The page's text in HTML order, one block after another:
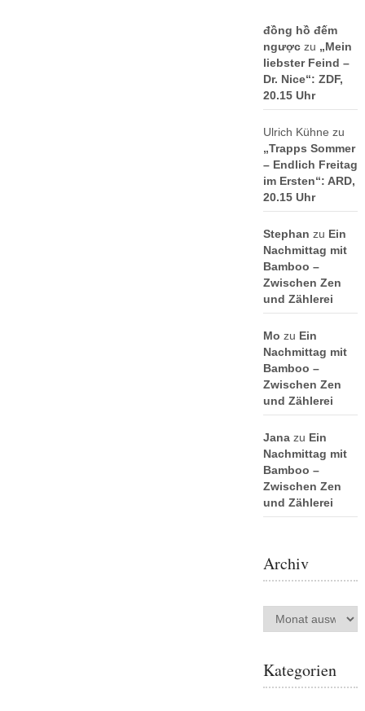
đồng hồ đếm
ngượczu „Mein
liebster Feind –
Dr. Nice“: ZDF,
20.15 Uhr
Ulrich Kühne zu
„Trapps Sommer
– Endlich Freitag
im Ersten“: ARD,
20.15 Uhr
Stephan zu Ein
Nachmittag mit
Bamboo –
Zwischen Zen
und Zählerei
Mo zu Ein
Nachmittag mit
Bamboo –
Zwischen Zen
und Zählerei
Janazu Ein
Nachmittag mit
Bamboo –
Zwischen Zen
und Zählerei
Archiv
Archiv
Kategorien